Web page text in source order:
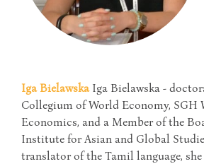
Iga BielawskaIga Bielawska -
Collegium of World Economy, SGH
Economics, and a Member of the
Institute for Asian and Global
translator of the Tamil language,